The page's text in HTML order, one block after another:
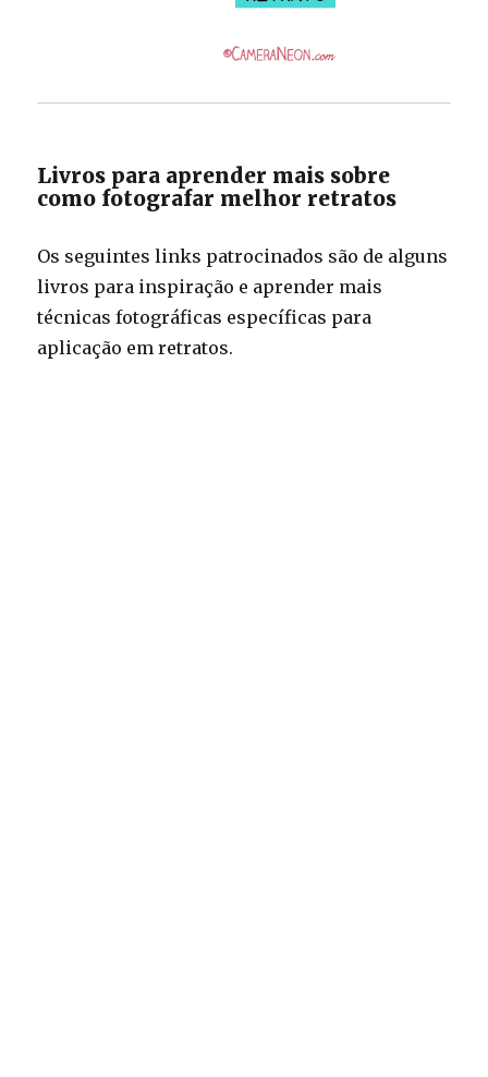
Livros para aprender mais sobre
como fotografar melhor retratos
Os seguintes links patrocinados são de alguns
livros para inspiração e aprender mais
técnicas fotográficas específicas para
aplicação em retratos.